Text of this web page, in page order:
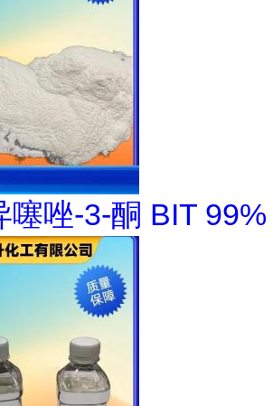
噻唑-3-酮 BIT 99%